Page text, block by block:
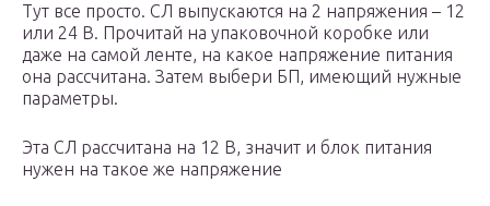
Тут все просто. СЛ выпускаются на 2 напряжения – 12
или 24 В. Прочитай на упаковочной коробке или
даже на самой ленте, на какое напряжение питания
она рассчитана. Затем выбери БП, имеющий нужные
параметры.
Эта СЛ рассчитана на 12 В, значит и блок питания
нужен на такое же напряжение